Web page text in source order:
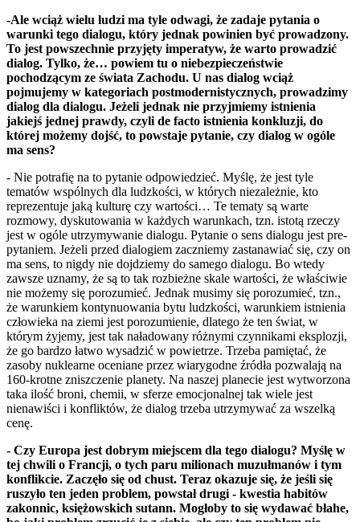
-Ale wciąż wielu ludzi ma tyle odwagi, że zadaje pytania o
warunki tego dialogu, który jednak powinien być prowadzony.
To jest powszechnie przyjęty imperatyw, że warto prowadzić
dialog. Tylko, że… powiem tu o niebezpieczeństwie
pochodzącym ze świata Zachodu. U nas dialog wciąż
pojmujemy w kategoriach postmodernistycznych, prowadzimy
dialog dla dialogu. Jeżeli jednak nie przyjmiemy istnienia
jakiejś jednej prawdy, czyli de facto istnienia konkluzji, do
której możemy dojść, to powstaje pytanie, czy dialog w ogóle
ma sens?
- Nie potrafię na to pytanie odpowiedzieć. Myślę, że jest tyle
tematów wspólnych dla ludzkości, w których niezależnie, kto
reprezentuje jaką kulturę czy wartości… Te tematy są warte
rozmowy, dyskutowania w każdych warunkach, tzn. istotą rzeczy
jest w ogóle utrzymywanie dialogu. Pytanie o sens dialogu jest pre-
pytaniem. Jeżeli przed dialogiem zaczniemy zastanawiać się, czy on
ma sens, to nigdy nie dojdziemy do samego dialogu. Bo wtedy
zawsze uznamy, że są to tak rozbieżne skale wartości, że właściwie
nie możemy się porozumieć. Jednak musimy się porozumieć, tzn.,
że warunkiem kontynuowania bytu ludzkości, warunkiem istnienia
człowieka na ziemi jest porozumienie, dlatego że ten świat, w
którym żyjemy, jest tak naładowany różnymi czynnikami eksplozji,
że go bardzo łatwo wysadzić w powietrze. Trzeba pamiętać, że
zasoby nuklearne oceniane przez wiarygodne źródła pozwalają na
160-krotne zniszczenie planety. Na naszej planecie jest wytworzona
taka ilość broni, chemii, w sferze emocjonalnej tak wiele jest
nienawiści i konfliktów, że dialog trzeba utrzymywać za wszelką
cenę.
- Czy Europa jest dobrym miejscem dla tego dialogu? Myślę w
tej chwili o Francji, o tych paru milionach muzułmanów i tym
konflikcie. Zaczęło się od chust. Teraz okazuje się, że jeśli się
ruszyło ten jeden problem, powstał drugi - kwestia habitów
zakonnic, księżowskich sutann. Mogłoby to się wydawać błahe,